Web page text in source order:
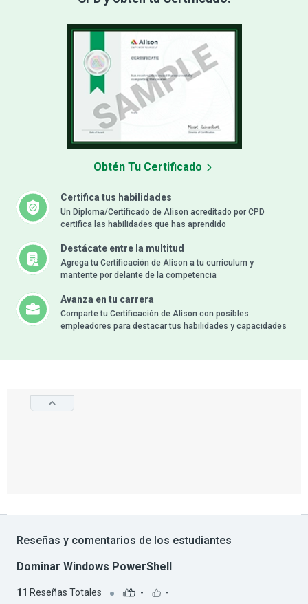
Certifica tus habilidades
Un Diploma/Certificado de Alison acreditado por CPD
certifica las habilidades que has aprendido
Destácate entre la multitud
Agrega tu Certificación de Alison a tu currículum y
mantente por delante de la competencia
Avanza en tu carrera
Comparte tu Certificación de Alison con posibles
empleadores para destacar tus habilidades y capacidades
Obtén Tu Certificado
Reseñas y comentarios de los estudiantes
Dominar Windows PowerShell
11 Reseñas Totales - -